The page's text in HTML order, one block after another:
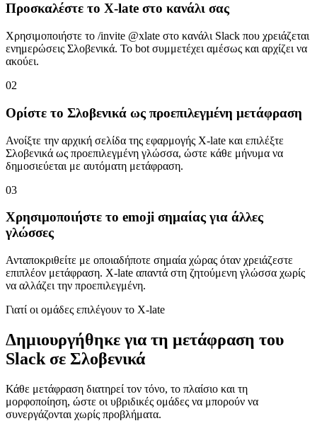
Προσκαλέστε το X-late στο κανάλι σας
Χρησιμοποιήστε το /invite @xlate στο κανάλι Slack που χρειάζεται
ενημερώσεις Σλοβενικά. Το bot συμμετέχει αμέσως και αρχίζει να
ακούει.
02
Ορίστε το Σλοβενικά ως προεπιλεγμένη μετάφραση
Ανοίξτε την αρχική σελίδα της εφαρμογής X-late και επιλέξτε
Σλοβενικά ως προεπιλεγμένη γλώσσα, ώστε κάθε μήνυμα να
δημοσιεύεται με αυτόματη μετάφραση.
03
Χρησιμοποιήστε το emoji σημαίας για άλλες
γλώσσες
Ανταποκριθείτε με οποιαδήποτε σημαία χώρας όταν χρειάζεστε
επιπλέον μετάφραση. X-late απαντά στη ζητούμενη γλώσσα χωρίς
να αλλάζει την προεπιλεγμένη.
Γιατί οι ομάδες επιλέγουν το X-late
Δημιουργήθηκε για τη μετάφραση του
Slack σε Σλοβενικά
Κάθε μετάφραση διατηρεί τον τόνο, το πλαίσιο και τη
μορφοποίηση, ώστε οι υβριδικές ομάδες να μπορούν να
συνεργάζονται χωρίς προβλήματα.